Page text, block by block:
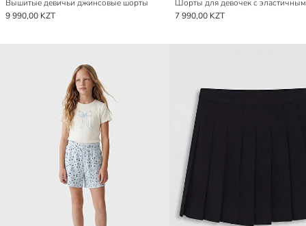
Вышитые девичьи джинсовые шорты
9 990,00 KZT
7 990,00 KZT